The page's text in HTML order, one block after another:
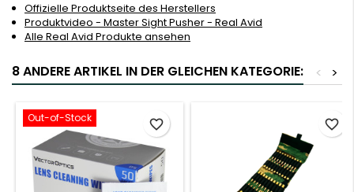
Offizielle Produktseite des Herstellers
Produktvideo - Master Sight Pusher - Real Avid
Alle Real Avid Produkte ansehen
8 ANDERE ARTIKEL IN DER GLEICHEN KATEGORIE: >
<
Out-of-Stock favorite_border favorite_border